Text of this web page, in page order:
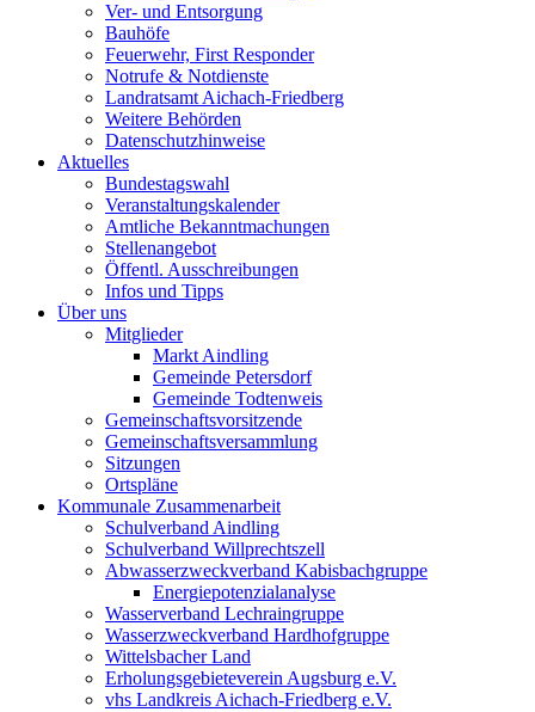
Ver- und Entsorgung
Bauhöfe
Feuerwehr, First Responder
Notrufe & Notdienste
Landratsamt Aichach-Friedberg
Weitere Behörden
Datenschutzhinweise
Aktuelles
Bundestagswahl
Veranstaltungskalender
Amtliche Bekanntmachungen
Stellenangebot
Öffentl. Ausschreibungen
Infos und Tipps
Über uns
Mitglieder
Markt Aindling
Gemeinde Petersdorf
Gemeinde Todtenweis
Gemeinschaftsvorsitzende
Gemeinschaftsversammlung
Sitzungen
Ortspläne
Kommunale Zusammenarbeit
Schulverband Aindling
Schulverband Willprechtszell
Abwasserzweckverband Kabisbachgruppe
Energiepotenzialanalyse
Wasserverband Lechraingruppe
Wasserzweckverband Hardhofgruppe
Wittelsbacher Land
Erholungsgebieteverein Augsburg e.V.
vhs Landkreis Aichach-Friedberg e.V.